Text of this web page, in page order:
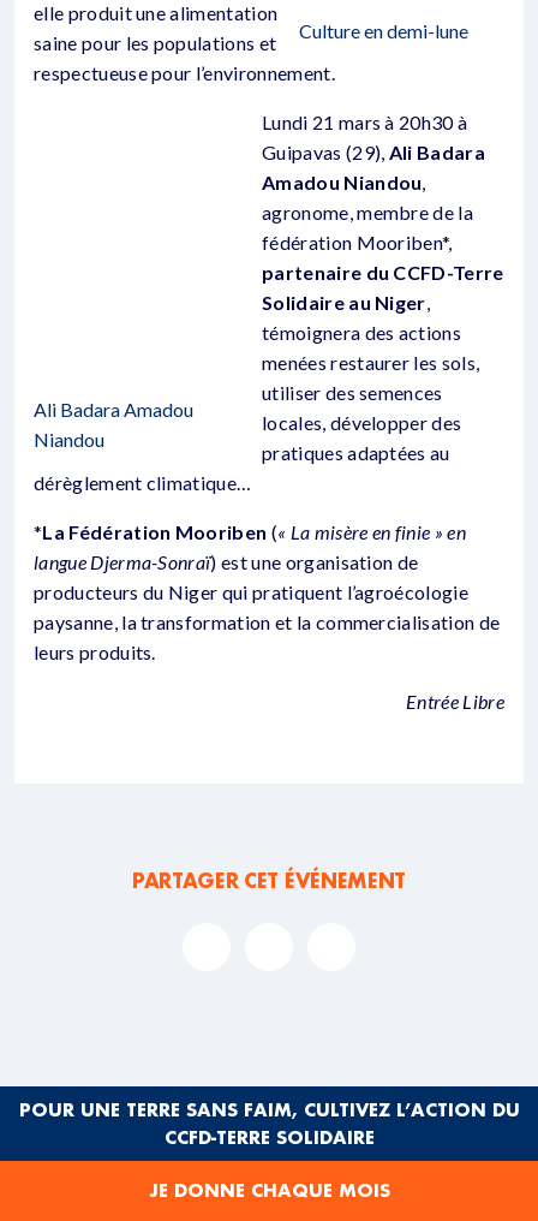
Culture en demi-lune
elle produit une alimentation
saine pour les populations et
respectueuse pour l’environnement.
Ali Badara Amadou
Niandou
Lundi 21 mars à 20h30 à
Guipavas (29), Ali Badara
Amadou Niandou,
agronome, membre de la
fédération Mooriben*,
partenaire du CCFD-Terre
Solidaire au Niger,
témoignera des actions
menées restaurer les sols,
utiliser des semences
locales, développer des
pratiques adaptées au
dérèglement climatique…
*La Fédération Mooriben (« La misère en finie » en
langue Djerma-Sonraï) est une organisation de
producteurs du Niger qui pratiquent l’agroécologie
paysanne, la transformation et la commercialisation de
leurs produits.
Entrée Libre
PARTAGER CET ÉVÉNEMENT
ACTUALITÉSÀ LA UNE
POUR UNE TERRE SANS FAIM, CULTIVEZ L’ACTION DU
CCFD-TERRE SOLIDAIRE
JE DONNE CHAQUE MOIS